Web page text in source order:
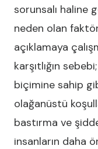
sorunsalı haline
neden olan
açıklamaya
karşıtlığın
biçimine sahip
olağanüstü
bastırma ve
insanların daha